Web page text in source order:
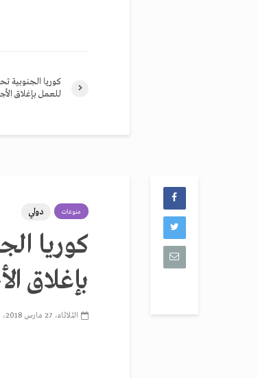
كوريا الجنوبية
للعمل بإغلاق
منوعات دولي
كوريا
بإغلاق
الثلاثاء، 27 مارس 2018، 1:00 ص